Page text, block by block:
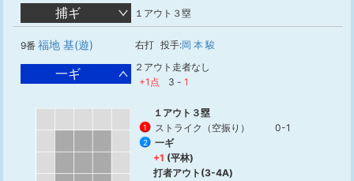
捕ギ １アウト３塁
9番 福地 基(遊) 右打 投手:岡 本 駿
一ギ
２アウト走者なし
+1点
3 - 1
１アウト３塁
1 ストライク（空振り） 0-1
2
一ギ
+1 (平林)
打者アウト(3-4A)